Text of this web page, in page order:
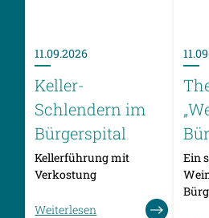
11.09.2026
Keller-
Schlendern im
Bürgerspital
Kellerführung mit
Verkostung
Weiterlesen
Ein